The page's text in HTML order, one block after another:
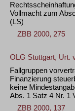
Vollmacht zum
(LS)
ZBB 2000, 275
OLG Stuttgart, Urt.
Fallgruppen
Finanzierung
keine
Abs. 1 Satz 4 Nr. 1
ZBB 2000, 137